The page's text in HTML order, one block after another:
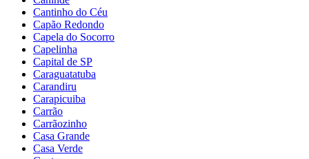
Cantinho do Céu
Capão Redondo
Capela do Socorro
Capelinha
Capital de SP
Caraguatatuba
Carandiru
Carapicuiba
Carrão
Carrãozinho
Casa Grande
Casa Verde